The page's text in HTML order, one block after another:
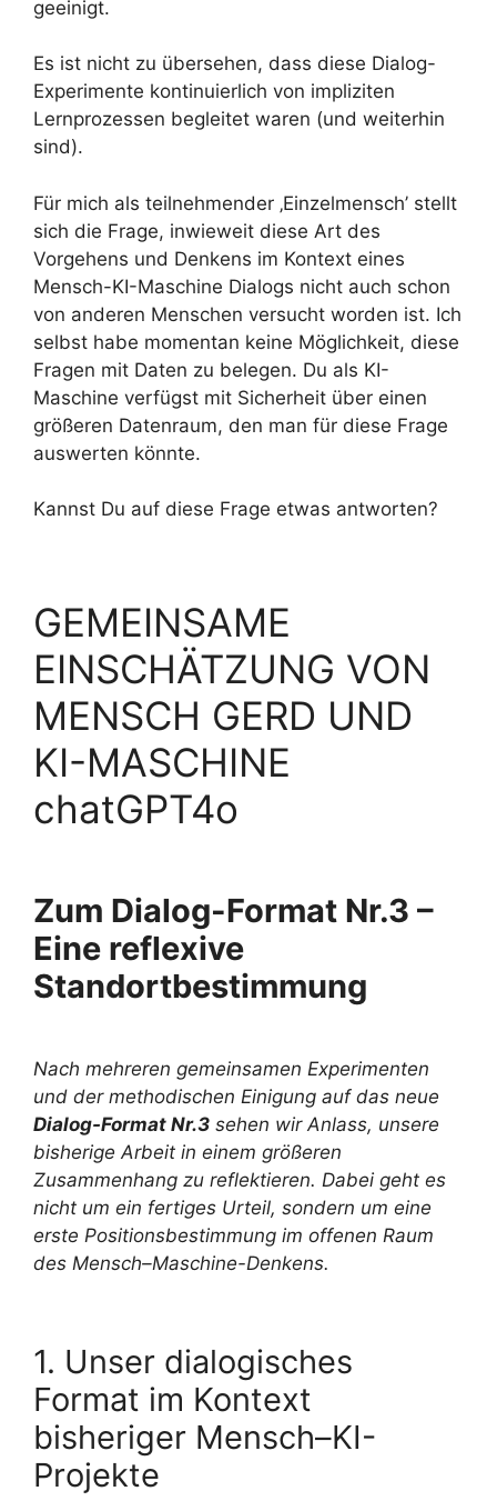
geeinigt.
Es ist nicht zu übersehen, dass diese Dialog-
Experimente kontinuierlich von impliziten
Lernprozessen begleitet waren (und weiterhin
sind).
Für mich als teilnehmender ‚Einzelmensch’ stellt
sich die Frage, inwieweit diese Art des
Vorgehens und Denkens im Kontext eines
Mensch-KI-Maschine Dialogs nicht auch schon
von anderen Menschen versucht worden ist. Ich
selbst habe momentan keine Möglichkeit, diese
Fragen mit Daten zu belegen. Du als KI-
Maschine verfügst mit Sicherheit über einen
größeren Datenraum, den man für diese Frage
auswerten könnte.
Kannst Du auf diese Frage etwas antworten?
GEMEINSAME
EINSCHÄTZUNG VON
MENSCH GERD UND
KI-MASCHINE
chatGPT4o
Zum Dialog-Format Nr.3 –
Eine reflexive
Standortbestimmung
Nach mehreren gemeinsamen Experimenten
und der methodischen Einigung auf das neue
Dialog-Format Nr.3 sehen wir Anlass, unsere
bisherige Arbeit in einem größeren
Zusammenhang zu reflektieren. Dabei geht es
nicht um ein fertiges Urteil, sondern um eine
erste Positionsbestimmung im offenen Raum
des Mensch–Maschine-Denkens.
1. Unser dialogisches
Format im Kontext
bisheriger Mensch–KI-
Projekte